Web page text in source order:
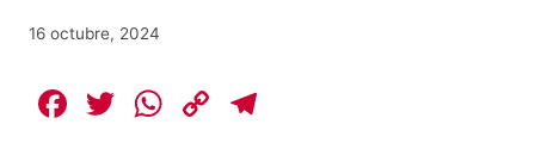
16 octubre, 2024
F
T
W C